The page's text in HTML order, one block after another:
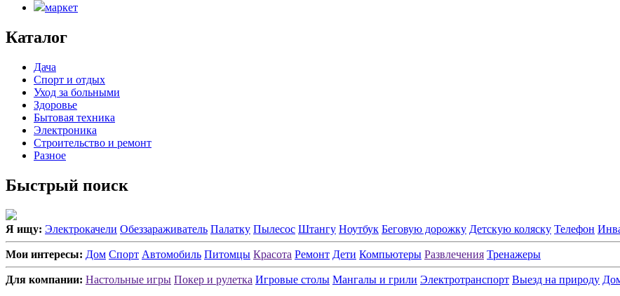
маркет
Каталог
Дача
Спорт и отдых
Уход за больными
Здоровье
Бытовая техника
Электроника
Строительство и ремонт
Разное
Быстрый поиск
Я ищу: Электрокачели Обеззараживатель Палатку Пылесос Штангу Ноутбук Беговую дорожку Детскую коляску Телефон
Мои интересы: Дом Спорт Автомобиль Питомцы Красота Ремонт Дети Компьютеры Развлечения Тренажеры
Для компании: Настольные игры Покер и рулетка Игровые столы Мангалы и грили Электротранспорт Выезд на природу